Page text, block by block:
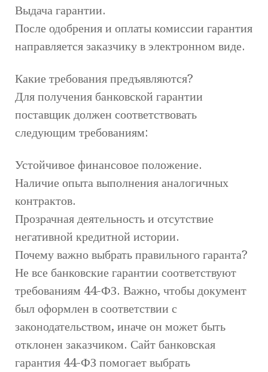
Выдача гарантии.
После одобрения и оплаты комиссии гарантия
направляется заказчику в электронном виде.
Какие требования предъявляются?
Для получения банковской гарантии
поставщик должен соответствовать
следующим требованиям:
Устойчивое финансовое положение.
Наличие опыта выполнения аналогичных
контрактов.
Прозрачная деятельность и отсутствие
негативной кредитной истории.
Почему важно выбрать правильного гаранта?
Не все банковские гарантии соответствуют
требованиям 44-ФЗ. Важно, чтобы документ
был оформлен в соответствии с
законодательством, иначе он может быть
отклонен заказчиком. Сайт банковская
гарантия 44-ФЗ помогает выбрать